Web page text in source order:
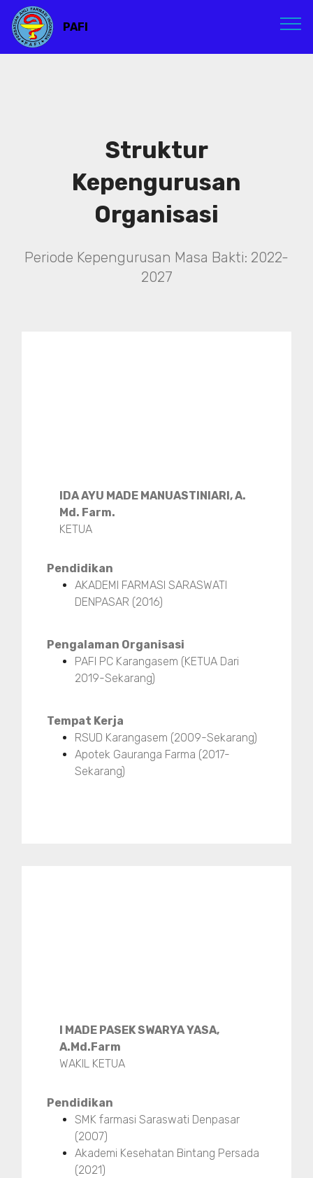
PAFI
Struktur
Kepengurusan
Organisasi
Periode Kepengurusan Masa Bakti: 2022-
2027
IDA AYU MADE MANUASTINIARI, A.
Md. Farm.
KETUA
Pendidikan
AKADEMI FARMASI SARASWATI
DENPASAR (2016)
Pengalaman Organisasi
PAFI PC Karangasem (KETUA Dari
2019-Sekarang)
Tempat Kerja
RSUD Karangasem (2009-Sekarang)
Apotek Gauranga Farma (2017-
Sekarang)
I MADE PASEK SWARYA YASA,
A.Md.Farm
WAKIL KETUA
Pendidikan
SMK farmasi Saraswati Denpasar
(2007)
Akademi Kesehatan Bintang Persada
(2021)